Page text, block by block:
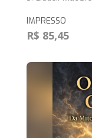
IMPRESSO
R$ 85,45